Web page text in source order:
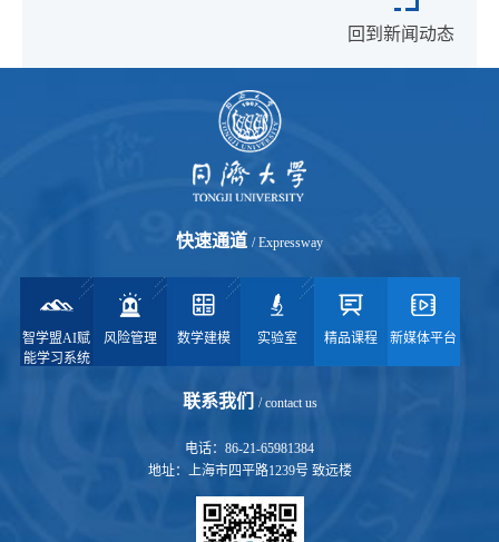
回到新闻动态
快速通道 / Expressway
智学盟AI赋
能学习系统
风险管理 数学建模 实验室 精品课程 新媒体平台
联系我们 / contact us
电话：86-21-65981384
地址：上海市四平路1239号 致远楼